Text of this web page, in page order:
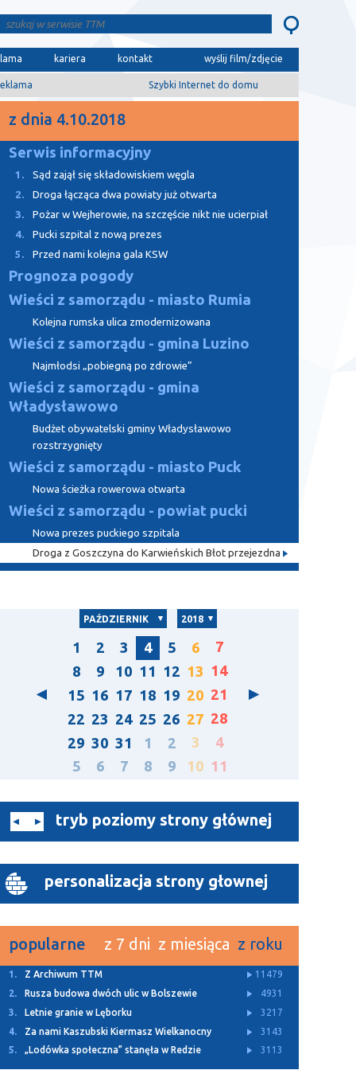
kariera kontakt wyślij film/zdjęcie
Szybki Internet do domu
z dnia 4.10.2018
Serwis informacyjny
1.
Sąd zajął się składowiskiem węgla
2.
Droga łącząca dwa powiaty już otwarta
3.
Pożar w Wejherowie, na szczęście nikt nie ucierpiał
4.
Pucki szpital z nową prezes
5.
Przed nami kolejna gala KSW
Prognoza pogody
Wieści z samorządu - miasto Rumia
Kolejna rumska ulica zmodernizowana
Wieści z samorządu - gmina Luzino
Najmłodsi „pobiegną po zdrowie”
Wieści z samorządu - gmina
Władysławowo
Budżet obywatelski gminy Władysławowo
rozstrzygnięty
Wieści z samorządu - miasto Puck
Nowa ścieżka rowerowa otwarta
Wieści z samorządu - powiat pucki
Nowa prezes puckiego szpitala
Droga z Goszczyna do Karwieńskich Błot przejezdna
PAŹDZIERNIK 2018
1 2 3 4 5 6
7
8
9 10 11 12 13 14
15 16 17 18 19 20 21
22 23 24 25 26 27 28
29 30 31 1 2 3
4
5
6 7 8 9 10 11
tryb poziomy strony głównej
personalizacja strony głownej
popularne z 7 dni z miesiąca z roku
1. Z Archiwum TTM
11479
2.
Rusza budowa dwóch ulic w Bolszewie
4931
3.
Letnie granie w Lęborku
3217
4.
Za nami Kaszubski Kiermasz Wielkanocny
3143
5.
„Lodówka społeczna” stanęła w Redzie 3113